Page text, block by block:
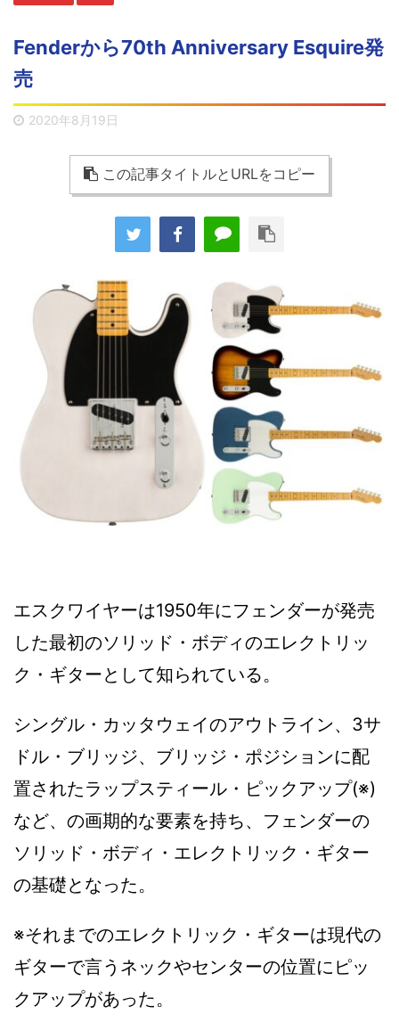
Fenderから70th Anniversary Esquire発
売
2020年8月19日
この記事タイトルとURLをコピー
エスクワイヤーは1950年にフェンダーが発売
した最初のソリッド・ボディのエレクトリッ
ク・ギターとして知られている。
シングル・カッタウェイのアウトライン、3サ
ドル・ブリッジ、ブリッジ・ポジションに配
置されたラップスティール・ピックアップ(※)
など、の画期的な要素を持ち、フェンダーの
ソリッド・ボディ・エレクトリック・ギター
の基礎となった。
※それまでのエレクトリック・ギターは現代の
ギターで言うネックやセンターの位置にピッ
クアップがあった。